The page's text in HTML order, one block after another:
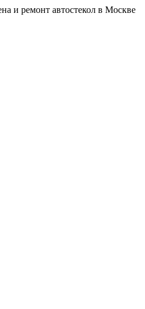
и ремонт автостекол в Москве